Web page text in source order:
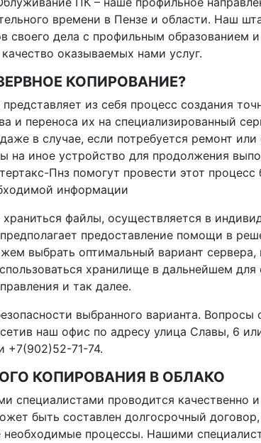
времени в Пензе и области. Наш
своего дела с профильным образованием
оказываемых нами услуг.
КОПИРОВАНИЕ?
из себя процесс создания
и переноса их на специализированный
в случае, если потребуется ремонт
на иное устройство для продолжения
Пнз помогут провести этот процесс
информации
файлы, осуществляется в
предоставление помощи в
выбрать оптимальный вариант сервера,
хранилище в дальнейшем для
и так далее.
выбранного варианта. Вопросы
наш офис по адресу улица Славы, 6
+7(902)52-71-74.
КОПИРОВАНИЯ В ОБЛАКО
проводится качественно и
быть составлен долгосрочный
процессы. Нашими